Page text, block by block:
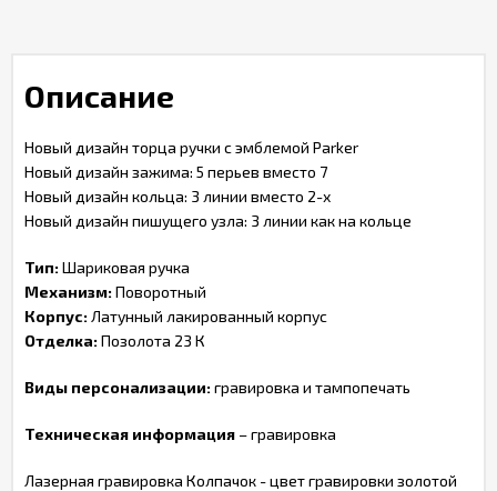
Описание
Новый дизайн торца ручки с эмблемой Parker
Новый дизайн зажима: 5 перьев вместо 7
Новый дизайн кольца: 3 линии вместо 2-х
Новый дизайн пишущего узла: 3 линии как на кольце
Тип:Шариковая ручка
Механизм:Поворотный
Корпус:Латунный лакированный корпус
Отделка:Позолота 23 К
Виды персонализации:гравировка и тампопечать
Техническая информация – гравировка
Лазерная гравировка Колпачок - цвет гравировки золотой